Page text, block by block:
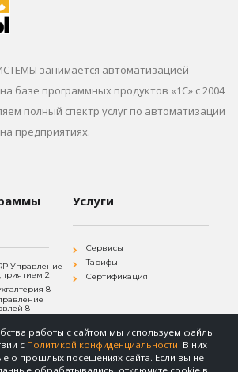
занимается автоматизацией
базе программных продуктов «1С» с 2004
полный спектр услуг по автоматизации
предприятиях.
Управление
2
8
8
8
8
Услуги
Сервисы
Тарифы
Сертификация
работы с сайтом мы используем файлы
с Политикой конфиденциальности. В них
о прошлых посещениях сайта. Если вы не